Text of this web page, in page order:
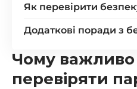
Як перевірити
Додаткові поради з
Чому важливо
перевіряти